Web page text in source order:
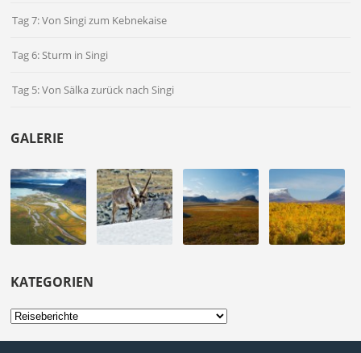
Tag 7: Von Singi zum Kebnekaise
Tag 6: Sturm in Singi
Tag 5: Von Sälka zurück nach Singi
GALERIE
KATEGORIEN
Kategorien